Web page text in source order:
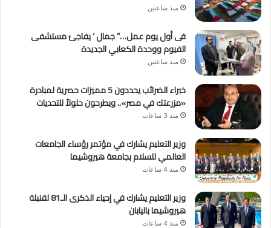
منذ ساعتين
فى أول يوم عمل…” جمال ‘ يفاجئ مستشفى
الفيوم ووحدة الكعابي الجديدة
منذ ساعتين
خبراء الضرائب يحددون 5 مميزات حصرية لمبادرة
«مزرعتك في مصر».. ويطرحون حلولاً للتحديات
منذ 3 ساعات
وزير التعليم يشارك في مؤتمر رؤساء الجامعات
العالمي للسلام بجامعة هيروشيما
منذ 4 ساعات
وزير التعليم يشارك في إحياء الذكرى الـ81 لقنبلة
هيروشيما باليابان
منذ 4 ساعات